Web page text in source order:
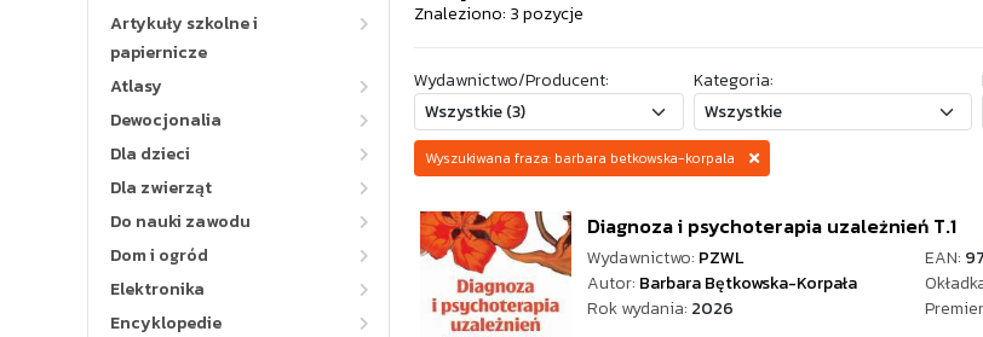
Artykuły szkolne i
papiernicze
Atlasy
Dewocjonalia
Dla dzieci
Dla zwierząt
Do nauki zawodu
Dom i ogród
Elektronika
Encyklopedie
Znaleziono: 3 pozycje
Wydawnictwo/Producent: Kategoria:
Wyszukiwana fraza: barbara betkowska-korpala
Diagnoza i psychoterapia uzależnień T.1
Wydawnictwo: PZWL EAN:
Autor: Barbara Bętkowska-Korpała
Rok wydania: 2026